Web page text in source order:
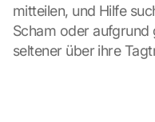
mitteilen, und Hilfe
Scham oder aufgrund
seltener über ihre